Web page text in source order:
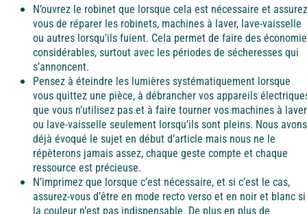
N’ouvrez le robinet que lorsque cela est nécessaire et
vous de réparer les robinets, machines à laver, lave-vaisselle
ou autres lorsqu’ils fuient. Cela permet de faire des
considérables, surtout avec les périodes de sécheresses qui
s’annoncent.
Pensez à éteindre les lumières systématiquement lorsque
vous quittez une pièce, à débrancher vos appareils
que vous n’utilisez pas et à faire tourner vos machines à laver
ou lave-vaisselle seulement lorsqu’ils sont pleins. Nous avons
déjà évoqué le sujet en début d’article mais nous ne le
répèterons jamais assez, chaque geste compte et chaque
ressource est précieuse.
N’imprimez que lorsque c’est nécessaire, et si c’est le cas,
assurez-vous d’être en mode recto verso et en noir et blanc si
la couleur n’est pas indispensable. De plus en plus de